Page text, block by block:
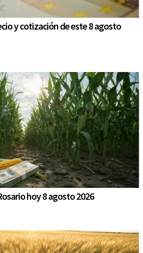
y cotización de este 8 agosto
hoy 8 agosto 2026